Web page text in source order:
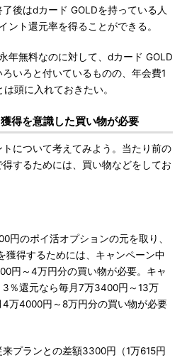
後はdカード GOLDを持っている人
ント還元率を得ることができる。
年無料なのに対して、dカード GOLD
いろと付いているものの、年会費1
頭に入れておきたい。
得を意識した買い物が必要
について考えてみよう。当たり前の
するためには、買い物などをしてお
のポイ活オプションの元を取り、
獲得するためには、キャンペーン中
円～4万円分の買い物が必要。キャ
3％還元なら毎月7万3400円～13万
万4000円～8万円分の買い物が必要
プランとの差額3300円（1万615円